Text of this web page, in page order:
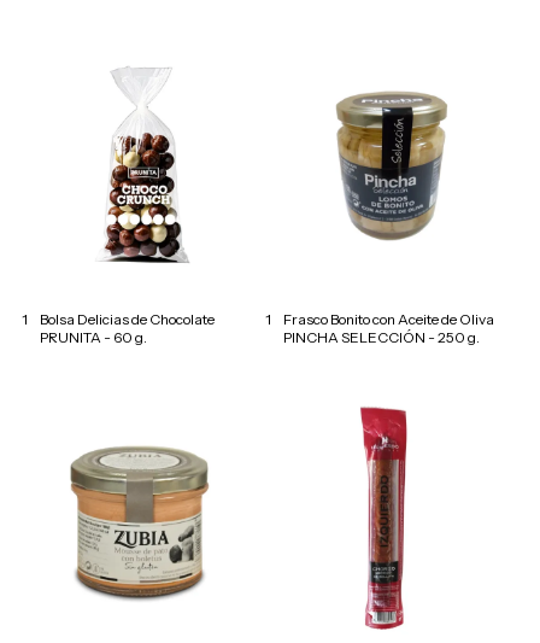
1
Bolsa Delicias de Chocolate
PRUNITA - 60 g.
1
Frasco Bonito con Aceite de Oliva
PINCHA SELECCIÓN - 250 g.